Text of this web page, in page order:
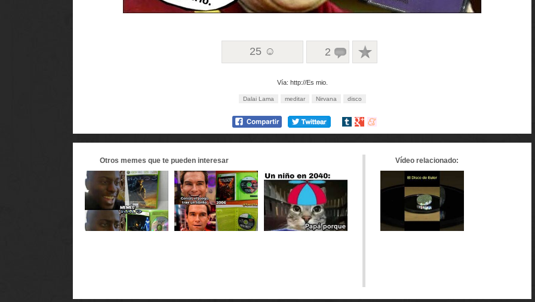
25 ☺ 2
Vía: http://Es mio.
Dalai Lama meditar Nirvana disco
Compartir
Compartir
Compartir
Otros memes que te pueden interesar Vídeo relacionado: